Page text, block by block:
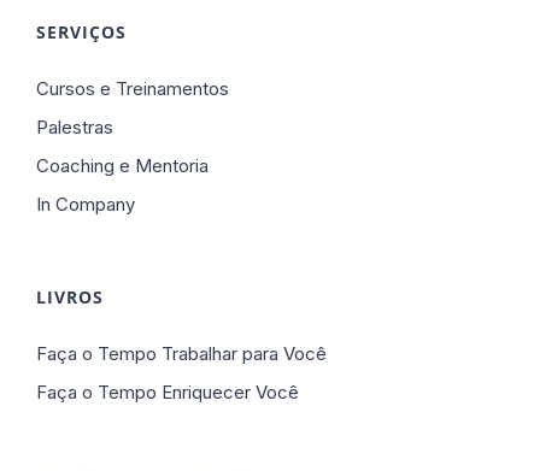
SERVIÇOS
Cursos e Treinamentos
Palestras
Coaching e Mentoria
In Company
LIVROS
Faça o Tempo Trabalhar para Você
Faça o Tempo Enriquecer Você